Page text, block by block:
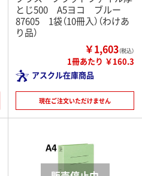
とじ500 A5ヨコ ブルー
87605 1袋（10冊入）（わけあ
り品）
￥1,603（税込）
1冊あたり ￥160.3
アスクル在庫商品
現在ご注文いただけません